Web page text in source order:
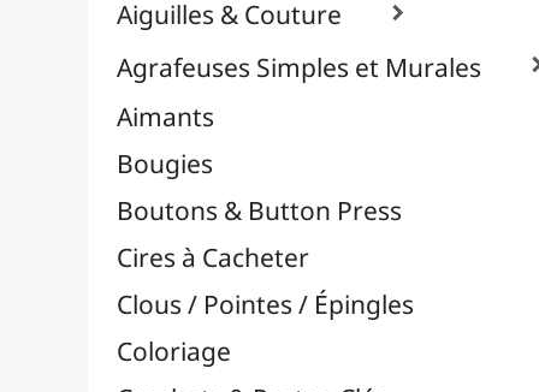
Emporte-Pièces & Perforatrices
Feuilles Métallisées & Foils
Feutrines & Caoutchouc Mousse
Fibres & Raphia
Fil Nylon & Elastiques
Fils Métalliques
Fleurs en Papier & Décors
Horlogerie - Mécanismes & Aiguilles
Masques
Massicots & Lames